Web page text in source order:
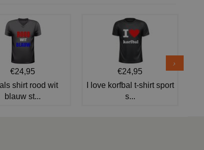
€24,95
shirt rood wit
blauw st...
€24,95
I love korfbal t-shirt sport
s...